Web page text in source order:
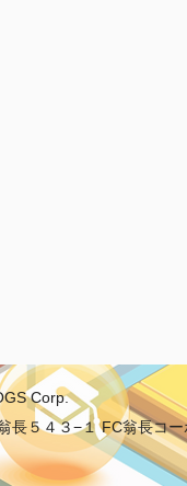
Corp.
長５４３−１ FC翁長コ